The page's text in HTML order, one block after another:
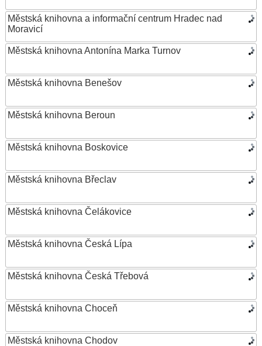
Městská knihovna a informační centrum Hradec nad
Moravicí
Městská knihovna Antonína Marka Turnov
Městská knihovna Benešov
Městská knihovna Beroun
Městská knihovna Boskovice
Městská knihovna Břeclav
Městská knihovna Čelákovice
Městská knihovna Česká Lípa
Městská knihovna Česká Třebová
Městská knihovna Choceň
Městská knihovna Chodov